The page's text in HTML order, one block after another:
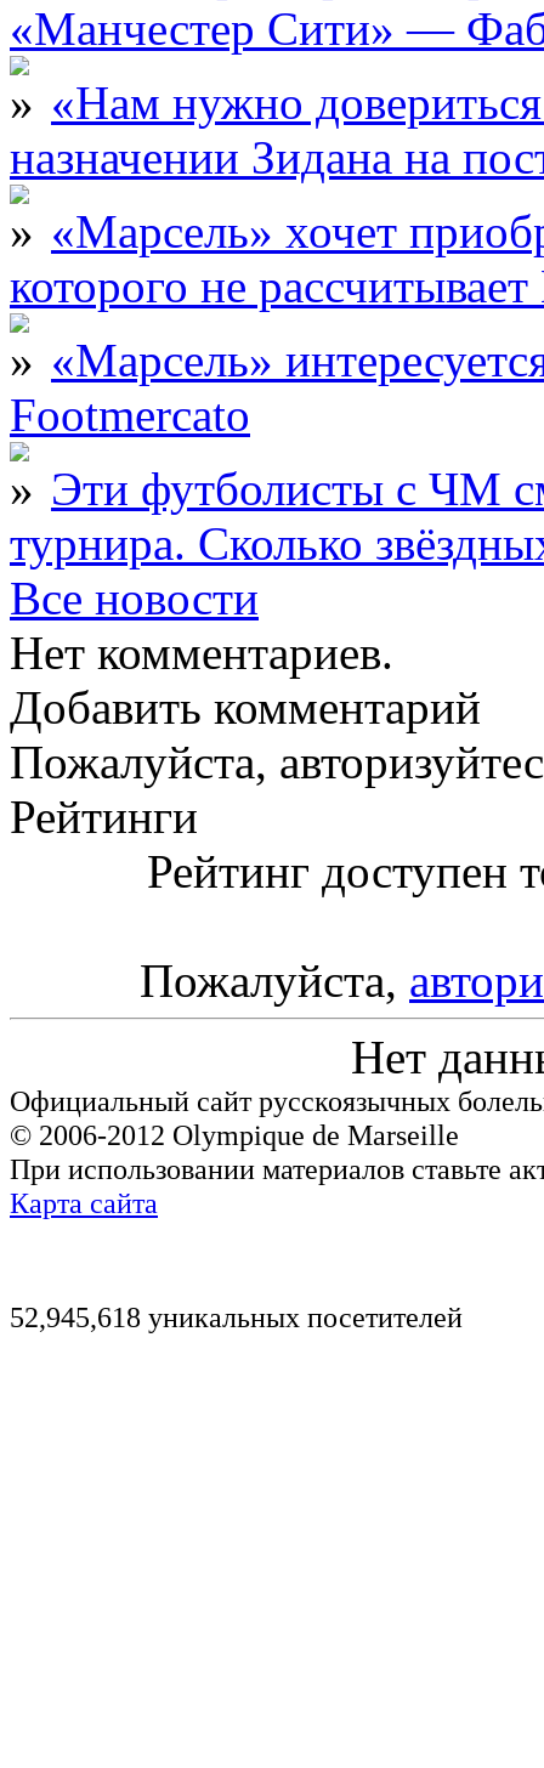
«Манчестер Сити» —
«Нам нужно
назначении Зидана на
«Марсель» хочет
которого не
«Марсель»
Footmercato
Эти футболисты с ЧМ
турнира. Сколько
Все новости
Нет комментариев.
Добавить комментарий
Пожалуйста,
Рейтинги
Рейтинг доступен
Пожалуйста,
Нет
Официальный сайт русскоязычных
© 2006-2012 Olympique de Marseille
При использовании материалов ставьте
Карта сайта
52,945,618 уникальных посетителей